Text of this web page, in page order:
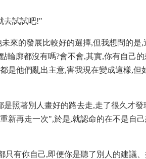
去試試吧!"
來的發展比較好的選擇,但我想問的是,
輪廓都沒有嗎?會不會,其實,你有自己
是他們亂出主意,害我現在變成這樣,但
照著別人畫好的路去走,走了很久才
新再走一次",於是,就認命的在不是自
有你自己,即便你是聽了別人的建議